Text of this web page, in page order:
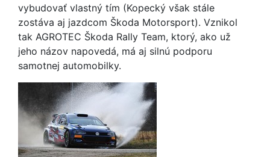
vybudovať vlastný tím (Kopecký však stále
zostáva aj jazdcom Škoda Motorsport). Vznikol
tak AGROTEC Škoda Rally Team, ktorý, ako už
jeho názov napovedá, má aj silnú podporu
samotnej automobilky.